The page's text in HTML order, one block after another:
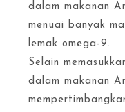
dalam makanan
menuai banyak
lemak omega-9.
Selain
dalam makanan